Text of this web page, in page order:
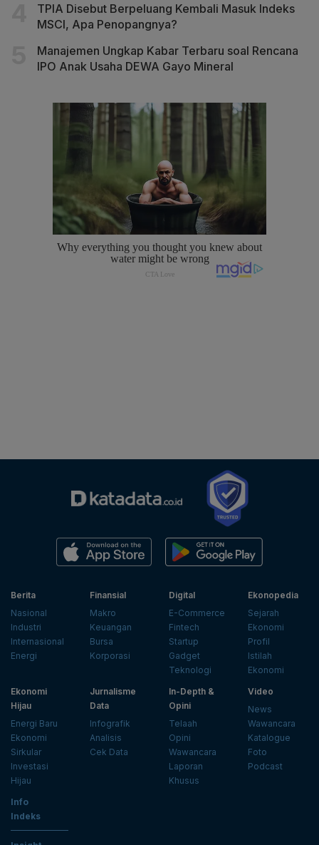
TPIA Disebut Berpeluang Kembali Masuk Indeks
MSCI, Apa Penopangnya?
Manajemen Ungkap Kabar Terbaru soal Rencana
IPO Anak Usaha DEWA Gayo Mineral
Berita
Nasional
Industri
Internasional
Energi
Finansial
Makro
Keuangan
Bursa
Korporasi
Digital
E-Commerce
Fintech
Startup
Gadget
Teknologi
Ekonopedia
Sejarah
Ekonomi
Profil
Istilah
Ekonomi
Ekonomi
Hijau
Energi Baru
Ekonomi
Sirkular
Investasi
Hijau
Jurnalisme
Data
Infografik
Analisis
Cek Data
In-Depth &
Opini
Telaah
Opini
Wawancara
Laporan
Khusus
Video
News
Wawancara
Katalogue
Foto
Podcast
Info
Indeks